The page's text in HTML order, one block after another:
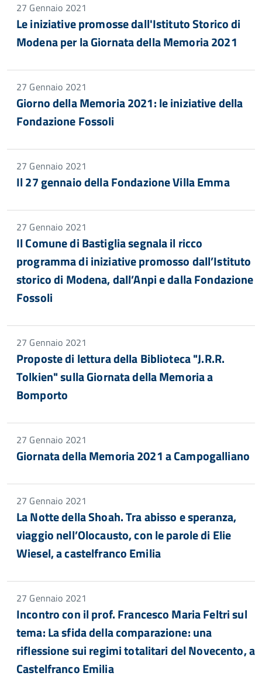
27 Gennaio 2021
Le iniziative promosse dall'Istituto Storico di
Modena per la Giornata della Memoria 2021
27 Gennaio 2021
Giorno della Memoria 2021: le iniziative della
Fondazione Fossoli
27 Gennaio 2021
Il 27 gennaio della Fondazione Villa Emma
27 Gennaio 2021
Il Comune di Bastiglia segnala il ricco
programma di iniziative promosso dall’Istituto
storico di Modena, dall’Anpi e dalla Fondazione
Fossoli
27 Gennaio 2021
Proposte di lettura della Biblioteca "J.R.R.
Tolkien" sulla Giornata della Memoria a
Bomporto
27 Gennaio 2021
Giornata della Memoria 2021 a Campogalliano
27 Gennaio 2021
La Notte della Shoah. Tra abisso e speranza,
viaggio nell’Olocausto, con le parole di Elie
Wiesel, a castelfranco Emilia
27 Gennaio 2021
Incontro con il prof. Francesco Maria Feltri sul
tema: La sfida della comparazione: una
riflessione sui regimi totalitari del Novecento, a
Castelfranco Emilia